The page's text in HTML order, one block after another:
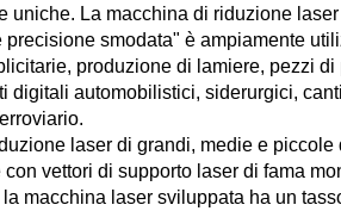
uniche. La macchina di riduzione
smodata" è ampiamente
produzione di lamiere, pezzi
digitali automobilistici, siderurgici,
laser di grandi, medie e
vettori di supporto laser di fama
macchina laser sviluppata ha un